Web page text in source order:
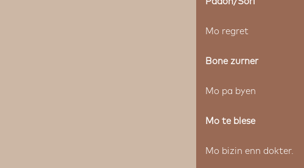
Mo regret
Bone zurner
Mo pa byen
Mo te blese
Mo bizin enn dokter.